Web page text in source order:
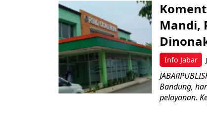
Info Jabar
Mandi,
Bandung,
pelayanan.